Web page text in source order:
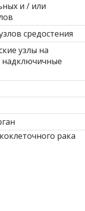
и / или
средостения
узлы на
надключичные
рака